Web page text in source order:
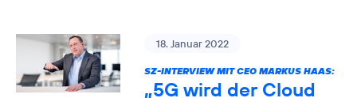
18. Januar 2022
SZ-INTERVIEW MIT CEO MARKUS HAAS:
„5G wird der Cloud